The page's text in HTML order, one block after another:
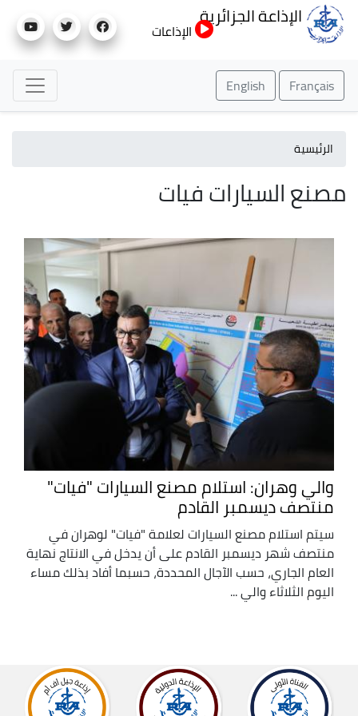
إلى
الإذاعة الجزائرية
الإذاعات
Français
English
الرئيسية
مصنع السيارات فيات
والي وهران: استلام مصنع السيارات "فيات"
منتصف ديسمبر القادم
سيتم استلام مصنع السيارات لعلامة "فيات" لوهران في
منتصف شهر ديسمبر القادم على أن يدخل في الانتاج نهاية
العام الجاري، حسب الآجال المحددة، حسبما أفاد بذلك مساء
اليوم الثلاثاء والي ...